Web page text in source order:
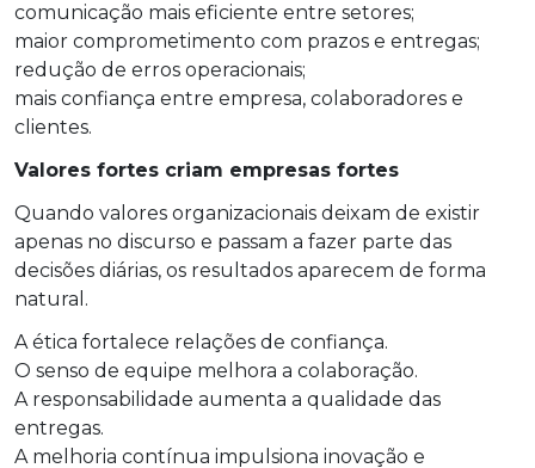
comunicação mais eficiente entre setores;
maior comprometimento com prazos e entregas;
redução de erros operacionais;
mais confiança entre empresa, colaboradores e
clientes.
Valores fortes criam empresas fortes
Quando valores organizacionais deixam de existir
apenas no discurso e passam a fazer parte das
decisões diárias, os resultados aparecem de forma
natural.
A ética fortalece relações de confiança.
O senso de equipe melhora a colaboração.
A responsabilidade aumenta a qualidade das
entregas.
A melhoria contínua impulsiona inovação e